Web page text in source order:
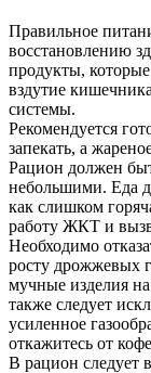
Правильное
восстановлению
продукты,
вздутие
системы.
Рекомендуется
запекать, а
Рацион должен
небольшими. Еда
как слишком
работу ЖКТ и
Необходимо
росту дрожжевых
мучные изделия
также следует
усиленное
откажитесь от
В рацион следует